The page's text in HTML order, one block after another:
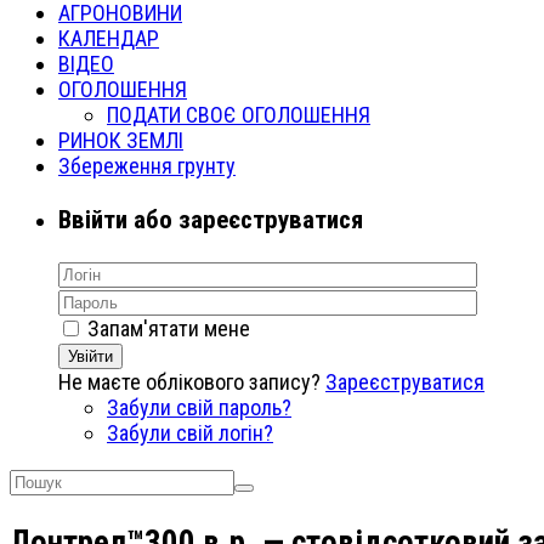
АГРОНОВИНИ
КАЛЕНДАР
ВІДЕО
ОГОЛОШЕННЯ
ПОДАТИ СВОЄ ОГОЛОШЕННЯ
РИНОК ЗЕМЛІ
Збереження грунту
Ввійти або зареєструватися
Запам'ятати мене
Увійти
Не маєте облікового запису? Зареєструватися
Забули свій пароль?
Забули свій логін?